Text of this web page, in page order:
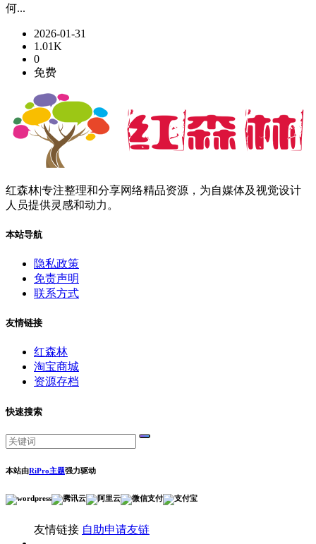
何...
2026-01-31
1.01K
0
免费
红森林|专注整理和分享网络精品资源，为自媒体及视觉设计
人员提供灵感和动力。
本站导航
隐私政策
免责声明
联系方式
友情链接
红森林
淘宝商城
资源存档
快速搜索
本站由RiPro主题强力驱动
友情链接 自助申请友链